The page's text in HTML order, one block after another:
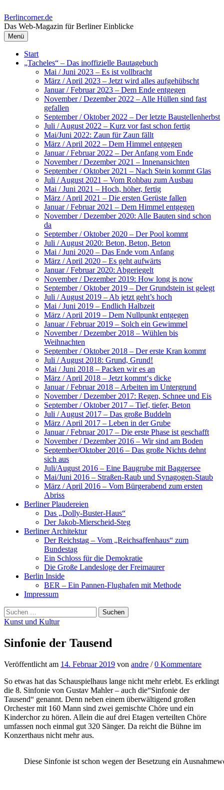
zum
Inhalt
Berlincorner.de
Das Web-Magazin für Berliner Einblicke
Menü
Start
„Tacheles“ – Das inoffizielle Bautagebuch
Mai / Juni 2023 – Es ist vollbracht
März / April 2023 – Jetzt wird alles aufgehübscht
Januar / Februar 2023 – Dem Ende entgegen
November / Dezember 2022 – Alle Hüllen sind fast
gefallen
September / Oktober 2022 – Der letzte Baustellenherbst
Juli / August 2022 – Kurz vor fast schon fertig
Mai/Juni 2022: Zaun für Zaun fällt
März / April 2022 – Dem Himmel entgegen
Januar / Februar 2022 – Der Anfang vom Ende
November / Dezember 2021 – Innenansichten
September / Oktober 2021 – Nach Stein kommt Glas
Juli / August 2021 – Vom Rohbau zum Ausbau
Mai / Juni 2021 – Hoch, höher, fertig
März / April 2021 – Die ersten Gerüste fallen
Januar / Februar 2021 – Dem Himmel entgegen
November / Dezember 2020: Alle Bauten sind schon
da
September / Oktober 2020 – Der Pool kommt
Juli / August 2020: Beton, Beton, Beton
Mai / Juni 2020 – Das Ende vom Anfang
März / April 2020 – Es geht aufwärts
Januar / Februar 2020: Abgeriegelt
November / Dezember 2019: How long is now
September / Oktober 2019 – Der Grundstein ist gelegt
Juli / August 2019 – Ab jetzt geht’s hoch
Mai / Juni 2019 – Endlich Halbzeit
März / April 2019 – Dem Nullpunkt entgegen
Januar / Februar 2019 – Solch ein Gewimmel
November / Dezember 2018 – Wühlen bis
Weihnachten
September / Oktober 2018 – Der erste Kran kommt
Juli / August 2018: Grund, Grund!
Mai / Juni 2018 – Packen wir es an
März / April 2018 – Jetzt kommt‘s dicke
Januar / Februar 2018 – Arbeiten im Untergrund
November / Dezember 2017: Regen, Schnee und Eis
September / Oktober 2017 – Tief, tiefer, Beton
Juli / August 2017 – Das große Buddeln
März / April 2017 – Leben in der Grube
Januar / Februar 2017 – Die erste Phase ist geschafft
November / Dezember 2016 – Wir sind am Boden
September/Oktober 2016 – Das große Nichts dehnt
sich aus
Juli/August 2016 – Eine Baugrube mit Baggersee
Mai/Juni 2016 – Straßen-Raub und Synagogen-Staub
März / April 2016 – Vom Bürgerabend zum ersten
Abriss
Berliner Plaudereien
Das „Dolly-Buster-Haus“
Der Jakob-Mierscheid-Steg
Berliner Architektur
Der Reichstag – Vom „Reichsaffenhaus“ zum
Bundestag
Ein Schloss für die Demokratie
Die Große Landesloge der Freimaurer
Berlin Inside
BER – Ein Pannen-Flughafen mit Methode
Impressum
Suchen
nach:
Kunst und Kultur
Sinfonie der Tausend
Veröffentlicht am 14. Februar 2019 von andre /0 Kommentare
So etwas hat das Schauspielhaus lange nicht mehr erlebt. Es erklingt
die 8. Sinfonie von Gustav Mahler – auch die“Sinfonie der
Tausend“ genannt. Denn neben einem überwältigend großen
Orchester mit 160 Mann sind zwei gemischte Chöre und ein
Kinderchor zu hören. Allein die auf drei Etagen verteilten Chöre
umfassen noch einmal gut 320 Sänger. Da reicht die Bühne im
Konzerthaus nicht mehr aus.
Diese Sinfonie ist schon wegen der Besetzung ein